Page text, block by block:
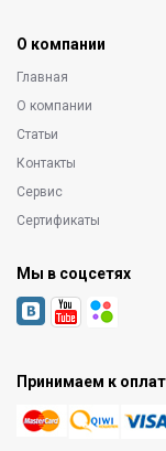
О компании
Главная
О компании
Статьи
Контакты
Сервис
Сертификаты
Мы в соцсетях
Принимаем к